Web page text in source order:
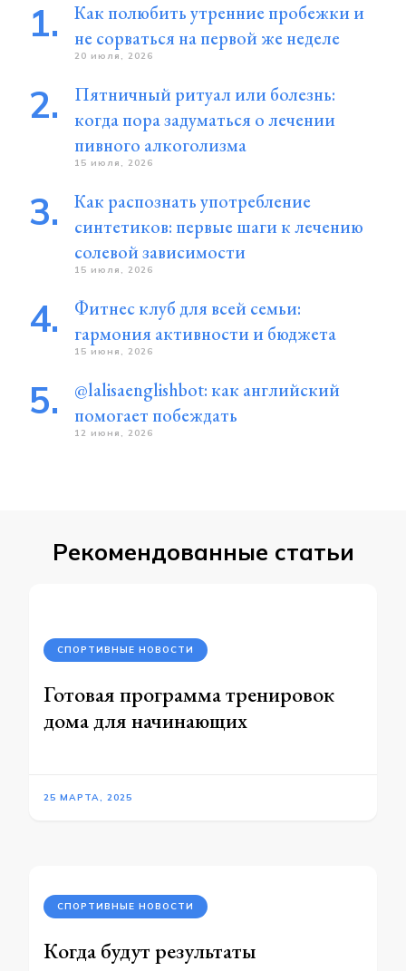
Как полюбить утренние пробежки и
не сорваться на первой же неделе
20 июля, 2026
Пятничный ритуал или болезнь:
когда пора задуматься о лечении
пивного алкоголизма
15 июля, 2026
Как распознать употребление
синтетиков: первые шаги к лечению
солевой зависимости
15 июля, 2026
Фитнес клуб для всей семьи:
гармония активности и бюджета
15 июня, 2026
@lalisaenglishbot: как английский
помогает побеждать
12 июня, 2026
Рекомендованные статьи
СПОРТИВНЫЕ НОВОСТИ
Готовая программа тренировок
дома для начинающих
25 МАРТА, 2025
СПОРТИВНЫЕ НОВОСТИ
Когда будут результаты